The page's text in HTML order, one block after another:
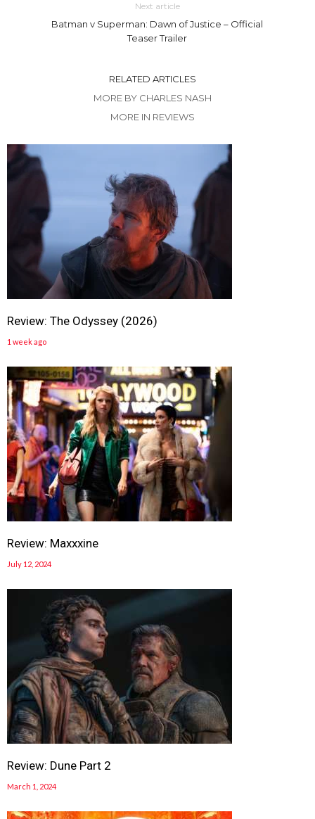
Next article
Batman v Superman: Dawn of Justice – Official
Teaser Trailer
RELATED ARTICLES
MORE BY CHARLES NASH
MORE IN REVIEWS
Review: The Odyssey (2026)
1 week ago
Review: Maxxxine
July 12, 2024
Review: Dune Part 2
March 1, 2024